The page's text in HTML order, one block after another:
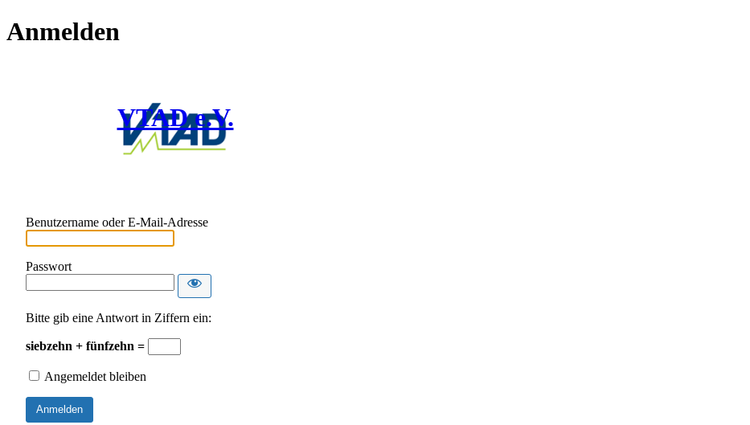
Anmelden
VTAD e.V.
Benutzername oder E-Mail-Adresse
Passwort
Bitte gib eine Antwort in Ziffern ein:
siebzehn + fünfzehn =
Angemeldet bleiben